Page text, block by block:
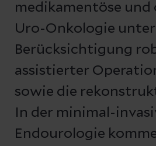
medikamentöse und
Uro-Onkologie
Berücksichtigung
assistierter
sowie die
In der minimal-
Endourologie